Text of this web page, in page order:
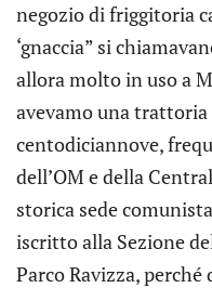
negozio di friggitoria
‘gnaccia” si
allora molto in uso a
avevamo una
centodiciannove,
dell’OM e della
storica sede
iscritto alla Sezione
Parco Ravizza,